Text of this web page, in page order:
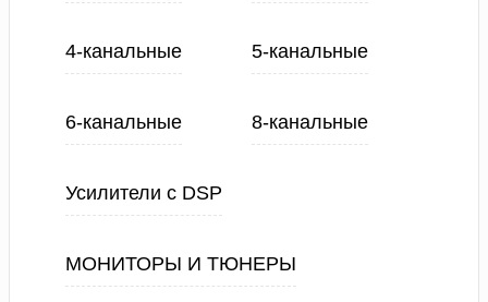
4-канальные 5-канальные
6-канальные 8-канальные
Усилители с DSP
МОНИТОРЫ И ТЮНЕРЫ